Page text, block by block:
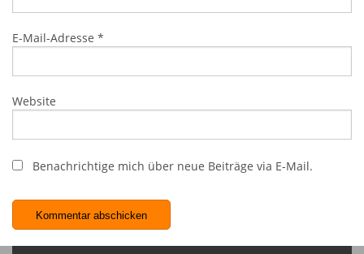
E-Mail-Adresse *
Website
Benachrichtige mich über neue Beiträge via E-Mail.